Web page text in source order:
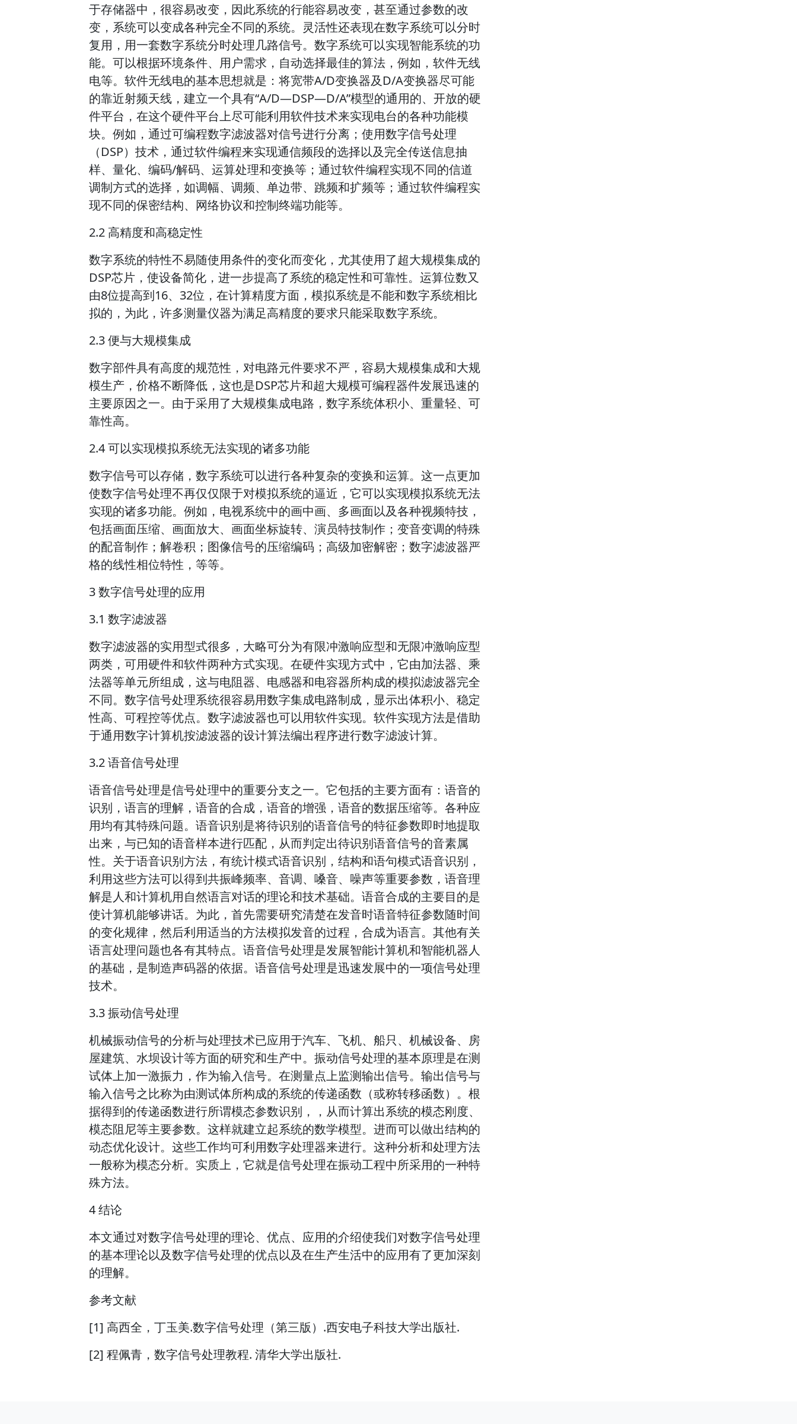
于存储器中，很容易改变，因此系统的行能容易改变，甚至通过参数的改
变，系统可以变成各种完全不同的系统。灵活性还表现在数字系统可以分时
复用，用一套数字系统分时处理几路信号。数字系统可以实现智能系统的功
能。可以根据环境条件、用户需求，自动选择最佳的算法，例如，软件无线
电等。软件无线电的基本思想就是：将宽带A/D变换器及D/A变换器尽可能
的靠近射频天线，建立一个具有“A/D—DSP—D/A”模型的通用的、开放的硬
件平台，在这个硬件平台上尽可能利用软件技术来实现电台的各种功能模
块。例如，通过可编程数字滤波器对信号进行分离；使用数字信号处理
（DSP）技术，通过软件编程来实现通信频段的选择以及完全传送信息抽
样、量化、编码/解码、运算处理和变换等；通过软件编程实现不同的信道
调制方式的选择，如调幅、调频、单边带、跳频和扩频等；通过软件编程实
现不同的保密结构、网络协议和控制终端功能等。
2.2 高精度和高稳定性
数字系统的特性不易随使用条件的变化而变化，尤其使用了超大规模集成的
DSP芯片，使设备简化，进一步提高了系统的稳定性和可靠性。运算位数又
由8位提高到16、32位，在计算精度方面，模拟系统是不能和数字系统相比
拟的，为此，许多测量仪器为满足高精度的要求只能采取数字系统。
2.3 便与大规模集成
数字部件具有高度的规范性，对电路元件要求不严，容易大规模集成和大规
模生产，价格不断降低，这也是DSP芯片和超大规模可编程器件发展迅速的
主要原因之一。由于采用了大规模集成电路，数字系统体积小、重量轻、可
靠性高。
2.4 可以实现模拟系统无法实现的诸多功能
数字信号可以存储，数字系统可以进行各种复杂的变换和运算。这一点更加
使数字信号处理不再仅仅限于对模拟系统的逼近，它可以实现模拟系统无法
实现的诸多功能。例如，电视系统中的画中画、多画面以及各种视频特技，
包括画面压缩、画面放大、画面坐标旋转、演员特技制作；变音变调的特殊
的配音制作；解卷积；图像信号的压缩编码；高级加密解密；数字滤波器严
格的线性相位特性，等等。
3 数字信号处理的应用
3.1 数字滤波器
数字滤波器的实用型式很多，大略可分为有限冲激响应型和无限冲激响应型
两类，可用硬件和软件两种方式实现。在硬件实现方式中，它由加法器、乘
法器等单元所组成，这与电阻器、电感器和电容器所构成的模拟滤波器完全
不同。数字信号处理系统很容易用数字集成电路制成，显示出体积小、稳定
性高、可程控等优点。数字滤波器也可以用软件实现。软件实现方法是借助
于通用数字计算机按滤波器的设计算法编出程序进行数字滤波计算。
3.2 语音信号处理
语音信号处理是信号处理中的重要分支之一。它包括的主要方面有：语音的
识别，语言的理解，语音的合成，语音的增强，语音的数据压缩等。各种应
用均有其特殊问题。语音识别是将待识别的语音信号的特征参数即时地提取
出来，与已知的语音样本进行匹配，从而判定出待识别语音信号的音素属
性。关于语音识别方法，有统计模式语音识别，结构和语句模式语音识别，
利用这些方法可以得到共振峰频率、音调、嗓音、噪声等重要参数，语音理
解是人和计算机用自然语言对话的理论和技术基础。语音合成的主要目的是
使计算机能够讲话。为此，首先需要研究清楚在发音时语音特征参数随时间
的变化规律，然后利用适当的方法模拟发音的过程，合成为语言。其他有关
语言处理问题也各有其特点。语音信号处理是发展智能计算机和智能机器人
的基础，是制造声码器的依据。语音信号处理是迅速发展中的一项信号处理
技术。
3.3 振动信号处理
机械振动信号的分析与处理技术已应用于汽车、飞机、船只、机械设备、房
屋建筑、水坝设计等方面的研究和生产中。振动信号处理的基本原理是在测
试体上加一激振力，作为输入信号。在测量点上监测输出信号。输出信号与
输入信号之比称为由测试体所构成的系统的传递函数（或称转移函数）。根
据得到的传递函数进行所谓模态参数识别，，从而计算出系统的模态刚度、
模态阻尼等主要参数。这样就建立起系统的数学模型。进而可以做出结构的
动态优化设计。这些工作均可利用数字处理器来进行。这种分析和处理方法
一般称为模态分析。实质上，它就是信号处理在振动工程中所采用的一种特
殊方法。
4 结论
本文通过对数字信号处理的理论、优点、应用的介绍使我们对数字信号处理
的基本理论以及数字信号处理的优点以及在生产生活中的应用有了更加深刻
的理解。
参考文献
[1] 高西全，丁玉美.数字信号处理（第三版）.西安电子科技大学出版社.
[2] 程佩青，数字信号处理教程. 清华大学出版社.